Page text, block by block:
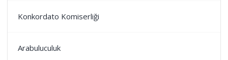
Konkordato Komiserliği
Arabuluculuk